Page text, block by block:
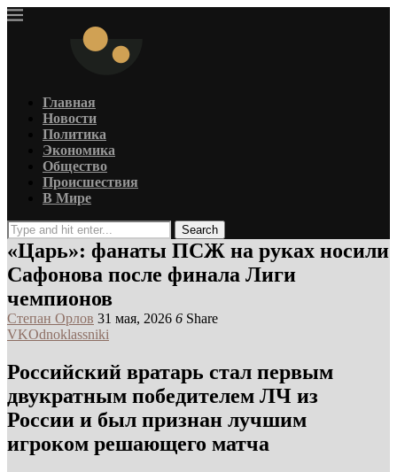
Главная
Новости
Политика
Экономика
Общество
Происшествия
В Мире
Search
«Царь»: фанаты ПСЖ на руках носили
Сафонова после финала Лиги
чемпионов
Степан Орлов 31 мая, 2026 6 Share
VKOdnoklassniki
Российский вратарь стал первым
двукратным победителем ЛЧ из
России и был признан лучшим
игроком решающего матча